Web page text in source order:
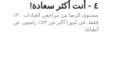
٤ - أنت أكثر سعادة!
مستوى الرضا من مراجعي العيادات ٣٠٪
فقط. في كيورا أكثر من ٨٣٪ راضون عن
أطبائنا